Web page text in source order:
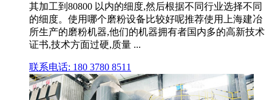
其加工到80800 以内的细度,然后根据不同行业选择不同
的细度。使用哪个磨粉设备比较好呢推荐使用上海建冶
所生产的磨粉机器,他们的机器拥有者国内多的高新技术
证书,技术方面过硬,质量 ...
联系电话: 180 3780 8511